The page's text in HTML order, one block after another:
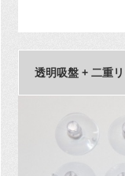
透明吸盤 + 二重